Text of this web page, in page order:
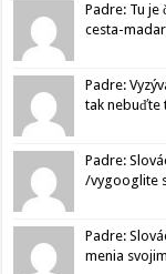
Padre: Tu
cesta-
Padre:
tak nebuďte
Padre:
/vygooglite
Padre:
menia